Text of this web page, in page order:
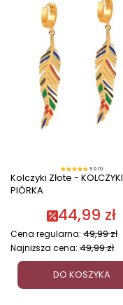
5.0 (1)
Kolczyki Złote - KOLCZYKI
PIÓRKA
44,99 zł
Cena regularna: 49,99 zł
Najniższa cena: 49,99 zł
DO KOSZYKA